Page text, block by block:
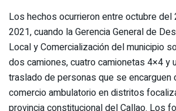
Los hechos ocurrieron entre octubre
2021, cuando la Gerencia General de
Local y Comercialización del municipio
dos camiones, cuatro camionetas 4×4 y
traslado de personas que se encarguen
comercio ambulatorio en distritos
provincia constitucional del Callao. Los